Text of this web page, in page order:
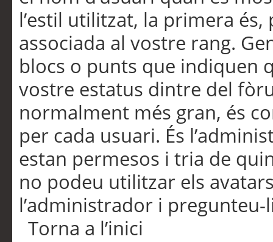
l’estil utilitzat, la primera
associada al vostre rang.
blocs o punts que indiquen
vostre estatus dintre del
normalment més gran, és
per cada usuari. És
estan permesos i tria de
no podeu utilitzar els
l’administrador i pregunteu-
Torna a l’inici